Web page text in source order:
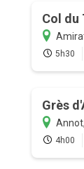
Col du
5h30
Grès
4h00